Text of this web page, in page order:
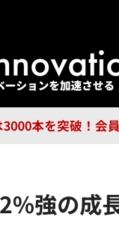
本を突破！会
特集
強の成